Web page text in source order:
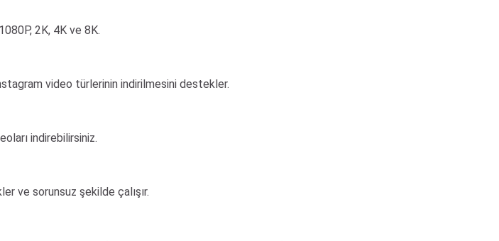
2K, 4K ve 8K.
video türlerinin indirilmesini destekler.
indirebilirsiniz.
ve sorunsuz şekilde çalışır.